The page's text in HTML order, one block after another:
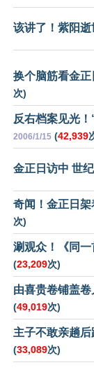
该讲了！紫阳
换个脑筋看金
次)
反右档案见光
2006/1/15 (42,939
金正日访中 世
奇闻！金正日
次)
涮观众！《同
(23,209次)
由喜贵卷铺盖
(49,019次)
主子不敢亲趟
(33,089次)